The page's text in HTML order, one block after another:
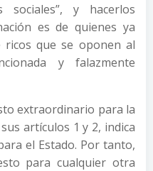
sociales”, y hacerlos
es de quienes ya
ricos que se oponen al
y falazmente
extraordinario para la
artículos 1 y 2, indica
el Estado. Por tanto,
para cualquier otra